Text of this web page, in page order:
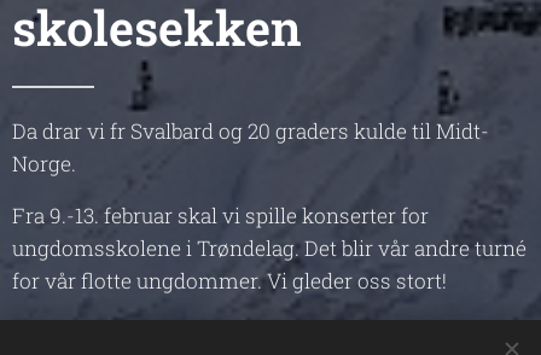
skolesekken
Da drar vi fr Svalbard og 20 graders kulde til Midt-
Norge.
Fra 9.-13. februar skal vi spille konserter for
ungdomsskolene i Trøndelag. Det blir vår andre turné
for vår flotte ungdommer. Vi gleder oss stort!